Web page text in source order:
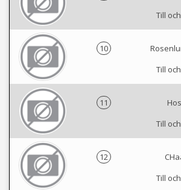
Till
10
Till
11
Till
12
Till